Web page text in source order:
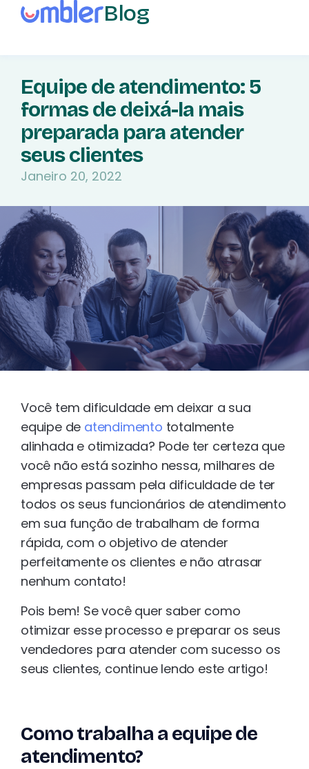
Blog
Equipe de atendimento: 5
formas de deixá-la mais
preparada para atender
seus clientes
Janeiro 20, 2022
Você tem dificuldade em deixar a sua
equipe de atendimento totalmente
alinhada e otimizada? Pode ter certeza que
você não está sozinho nessa, milhares de
empresas passam pela dificuldade de ter
todos os seus funcionários de atendimento
em sua função de trabalham de forma
rápida, com o objetivo de atender
perfeitamente os clientes e não atrasar
nenhum contato!
Pois bem! Se você quer saber como
otimizar esse processo e preparar os seus
vendedores para atender com sucesso os
seus clientes, continue lendo este artigo!
Como trabalha a equipe de
atendimento?